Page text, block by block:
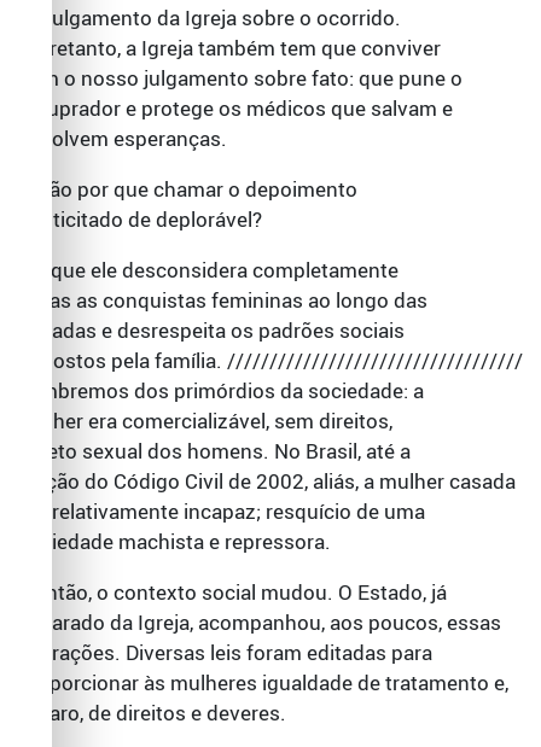
no julgamento da Igreja sobre o ocorrido.
Entretanto, a Igreja também tem que conviver
com o nosso julgamento sobre fato: que pune o
estuprador e protege os médicos que salvam e
devolvem esperanças.
Então por que chamar o depoimento
multicitado de deplorável?
Porque ele desconsidera completamente
todas as conquistas femininas ao longo das
décadas e desrespeita os padrões sociais
impostos pela família. ///////////////////////////////////
Lembremos dos primórdios da sociedade: a
mulher era comercializável, sem direitos,
objeto sexual dos homens. No Brasil, até a
edição do Código Civil de 2002, aliás, a mulher casada
era relativamente incapaz; resquício de uma
sociedade machista e repressora.
E então, o contexto social mudou. O Estado, já
separado da Igreja, acompanhou, aos poucos, essas
alterações. Diversas leis foram editadas para
proporcionar às mulheres igualdade de tratamento e,
é claro, de direitos e deveres.